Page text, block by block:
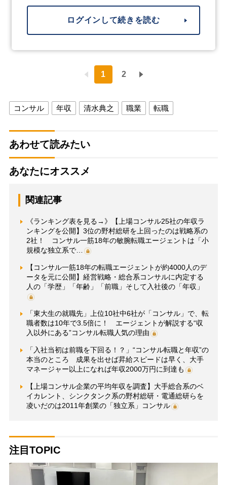
ログインして続きを読む
1 2
コンサル 年収 清水典之 職業 転職
あわせて読みたい
あなたにオススメ
関連記事
《ランキング表を見る→》【上場コンサル25社の年収ラ
ンキングを公開】3位の野村総研を上回ったのは戦略系の
2社！ コンサル一筋18年の敏腕転職エージェントは「小
規模な独立系で…
【コンサル一筋18年の転職エージェントが約4000人のデ
ータを元に公開】経営戦略・総合系コンサルに内定する
人の「学歴」「年齢」「前職」そして入社後の「年収」
「東大生の就職先」上位10社中6社が「コンサル」で、転
職者数は10年で3.5倍に！ エージェントが解説する“収
入以外にある”コンサル転職人気の理由
「入社当初は前職を下回る！？」“コンサル転職と年収”の
本当のところ 成果を出せば昇給スピードは早く、大手
マネージャー以上になれば年収2000万円に到達も
【上場コンサル企業の平均年収を調査】大手総合系のベ
イカレント、シンクタンク系の野村総研・電通総研らを
凌いだのは2011年創業の「独立系」コンサル
注目TOPIC